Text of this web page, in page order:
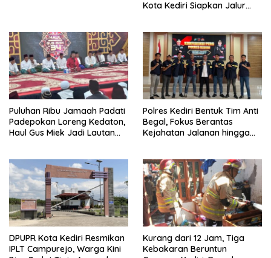
Kota Kediri Siapkan Jalur
Puluhan Ribu Jamaah Padati
Padepokan Loreng Kedaton,
Haul Gus Miek Jadi Lautan
Polres Kediri Bentuk Tim Anti
Begal, Fokus Berantas
Kejahatan Jalanan hingga
DPUPR Kota Kediri Resmikan
IPLT Campurejo, Warga Kini
Kurang dari 12 Jam, Tiga
Kebakaran Beruntun